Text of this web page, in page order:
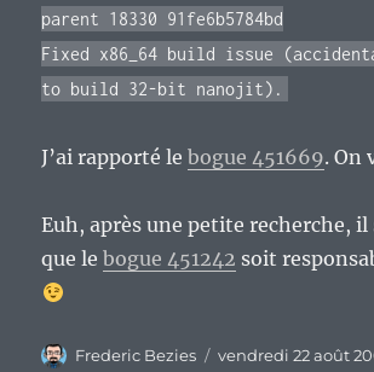
parent 18330 91fe6b5784bd
Fixed x86_64 build issue
to build 32-bit nanojit).
J’ai rapporté lebogue 451669. On
Euh, après une petite recherche,
que lebogue 451242 soit
Auteur
Frederic Bezies
Publié
vendredi 22 août